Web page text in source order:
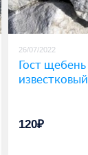
26/07/2022
Гост щебень
известковый
120₽